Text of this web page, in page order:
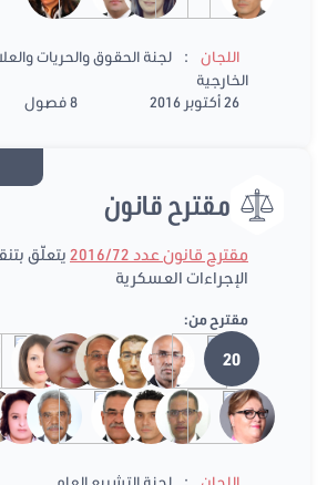
اللجان :
لجنة الحقوق والحريات
الخارجية
26 أكتوبر 2016
8 فصول
مقترح قانون
مقترح قانون عدد 2016/72
يتعلّق
الإجراءات العسكرية
مقترح من:
20